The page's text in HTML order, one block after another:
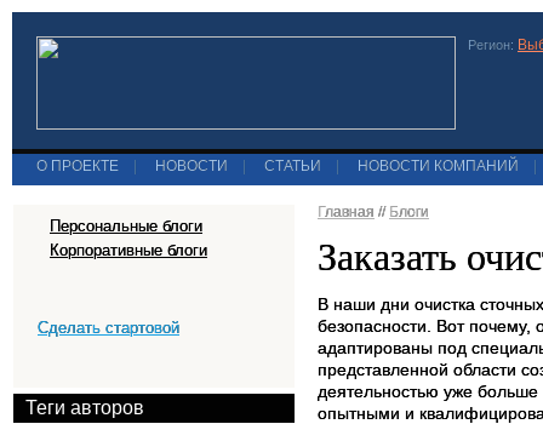
Регион:
О ПРОЕКТЕ НОВОСТИ СТАТЬИ НОВОСТИ КОМПАНИЙ
Персональные блоги
Корпоративные блоги
Сделать стартовой
Теги авторов
Главная // Блоги
Заказать
В наши дни очистка
безопасности. Вот почему,
адаптированы под
представленной области
деятельностью уже больше
опытными и